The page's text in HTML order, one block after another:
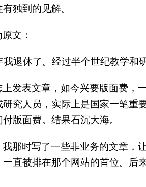
独到的见解。
文：
我退休了。经过半个世纪教学和
上发表文章，如今兴要版面费，
研究人员，实际上是国家一笔重
版面费。结果石沉大海。
我那时写了一些非业务的文章，
一直被排在那个网站的首位。后